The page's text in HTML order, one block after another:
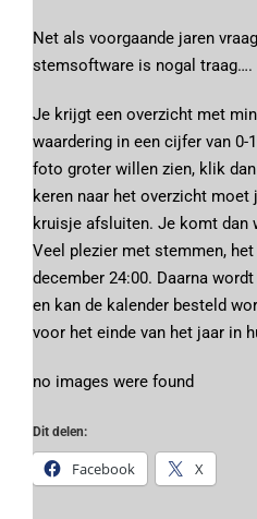
Net als voorgaande jaren
stemsoftware is nogal traag….
Je krijgt een overzicht met
waardering in een cijfer van 0-
foto groter willen zien, klik
keren naar het overzicht moet
kruisje afsluiten. Je komt dan
Veel plezier met stemmen,
december 24:00. Daarna
en kan de kalender besteld
voor het einde van het jaar in
no images were found
Dit delen:
Facebook X